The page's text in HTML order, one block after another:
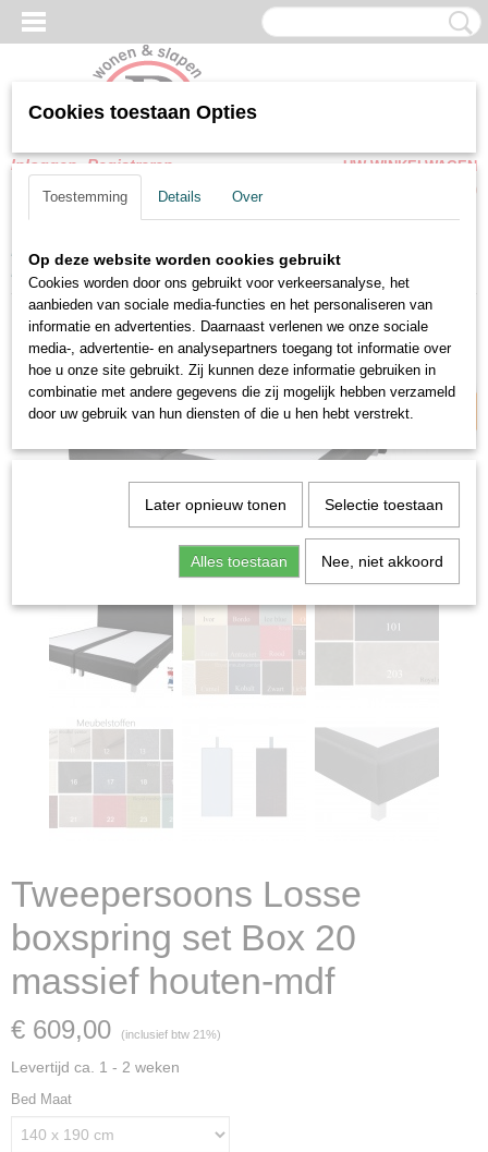
Inloggen Registreren
UW WINKELWAGEN
(0)
Home > Boxspring Boxspring zonder matras>
Losse boxspring set Box 20 massief houten-mdf
Meer kleuren
Tweepersoons Losse
boxspring set Box 20
massief houten-mdf
€ 609,00 (inclusief btw 21%)
Levertijd ca. 1 - 2 weken
Bed Maat
Cookies toestaan Opties
Toestemming Details Over
Op deze website worden cookies gebruikt
Cookies worden door ons gebruikt voor verkeersanalyse, het
aanbieden van sociale media-functies en het personaliseren van
informatie en advertenties. Daarnaast verlenen we onze sociale
media-, advertentie- en analysepartners toegang tot informatie over
hoe u onze site gebruikt. Zij kunnen deze informatie gebruiken in
combinatie met andere gegevens die zij mogelijk hebben verzameld
door uw gebruik van hun diensten of die u hen hebt verstrekt.
Later opnieuw tonen Selectie toestaan
Alles toestaan Nee, niet akkoord